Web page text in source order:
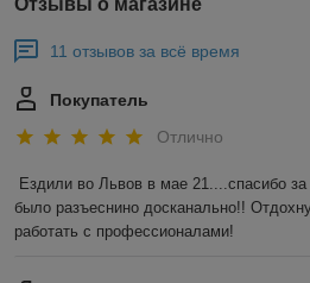
11 отзывов за всё время
Покупатель
Отлично
Ездили во Львов в мае 21....спасибо
было разъеснино досканально!!
работать с профессионалами!